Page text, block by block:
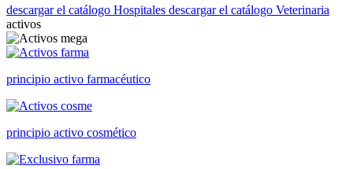
descargar el catálogo Hospitales descargar el catálogo Veterinaria
activos
principio activo farmacéutico
principio activo cosmético